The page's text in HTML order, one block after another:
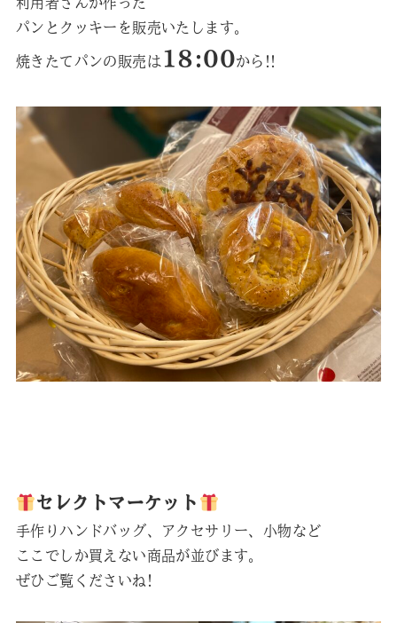
利用者さんが作った
パンとクッキーを販売いたします。
焼きたてパンの販売は 18:00から!!
セレクトマーケット
手作りハンドバッグ、アクセサリー、小物など
ここでしか買えない商品が並びます。
ぜひご覧くださいね!